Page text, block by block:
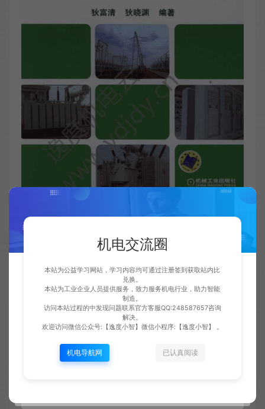
无法生成微信小程序二维码: 请配置小程序AppID和
AppSecret
1.本站仅提供学习交流平台，资料图纸视频均为会员上传，如有侵权请客服
2.本站分享链接失效或商品有误的，可联系客服反馈，确认属实赠送10云币
供在本站兑换资料。
4.本站推广链接来自于京东、当当、拼多多等官网。购买及售后由第三方平
机电交流圈
本站为公益学习网站，学习内容均可通过注册签到获取站内比
兑换。
本站为工业企业人员提供服务，致力服务机电行业，助力智能
制造。
访问本站过程的中发现问题联系官方客服QQ:248587657咨询
解决。
欢迎访问微信公众号:【逸度小智】微信小程序:【逸度小智】 。
机电导航网 已认真阅读